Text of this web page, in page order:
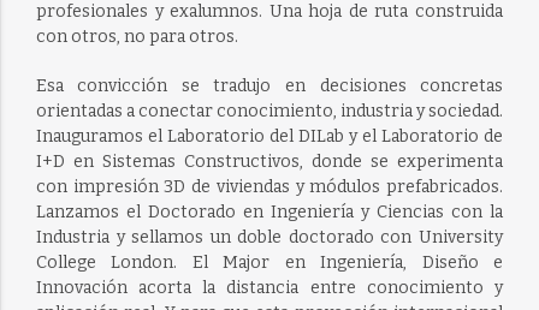
profesionales y exalumnos. Una hoja de ruta construida
con otros, no para otros.
Esa convicción se tradujo en decisiones concretas
orientadas a conectar conocimiento, industria y sociedad.
Inauguramos el Laboratorio del DILab y el Laboratorio de
I+D en Sistemas Constructivos, donde se experimenta
con impresión 3D de viviendas y módulos prefabricados.
Lanzamos el Doctorado en Ingeniería y Ciencias con la
Industria y sellamos un doble doctorado con University
College London. El Major en Ingeniería, Diseño e
Innovación acorta la distancia entre conocimiento y